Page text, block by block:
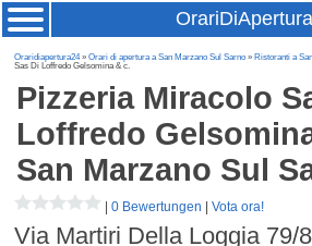
Oraridiapertura24»Orari di apertura a San Marzano Sul Sarno » Ristoranti a
Sas Di Loffredo Gelsomina & c.
Pizzeria Miracolo
Loffredo
San Marzano Sul
|0 Bewertungen |Vota ora!
Via Martiri Della Loggia 79/